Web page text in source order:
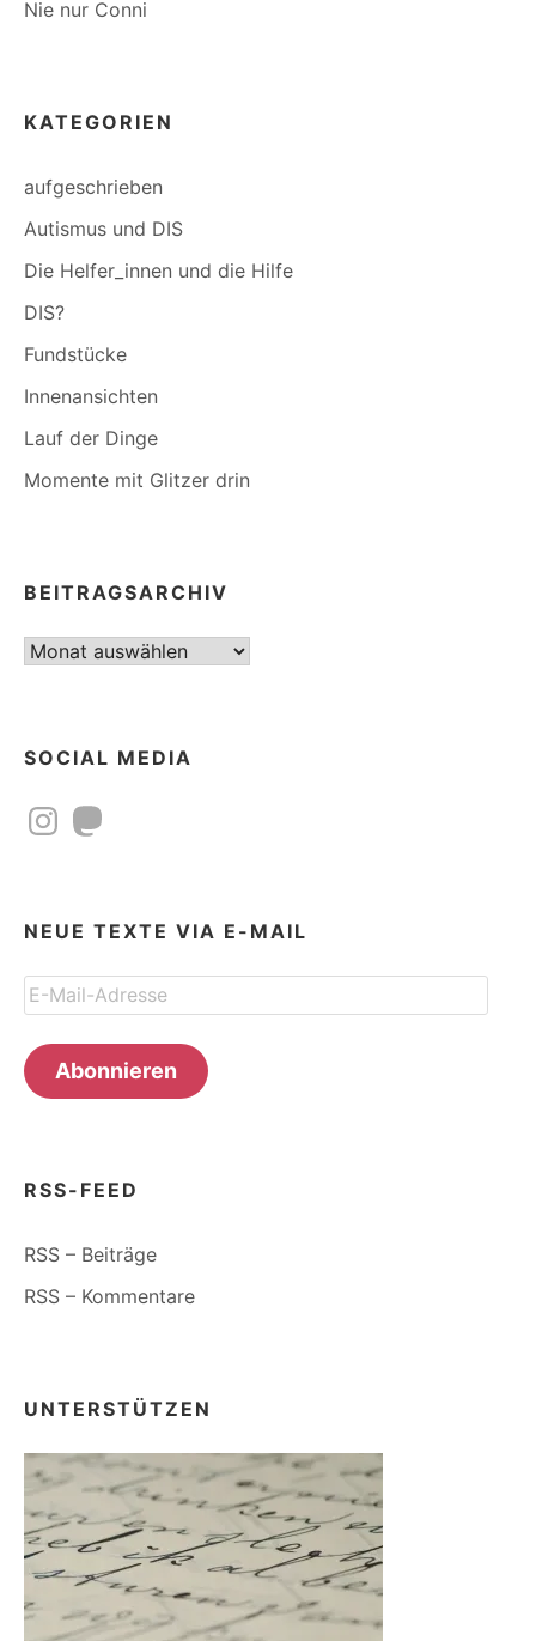
Nie nur Conni
KATEGORIEN
aufgeschrieben
Autismus und DIS
Die Helfer_innen und die Hilfe
DIS?
Fundstücke
Innenansichten
Lauf der Dinge
Momente mit Glitzer drin
BEITRAGSARCHIV
Beitragsarchiv
SOCIAL MEDIA
InstagramMastodon
NEUE TEXTE VIA E-MAIL
E-
Mail-
Adresse
Abonnieren
RSS-FEED
RSS – Beiträge
RSS – Kommentare
UNTERSTÜTZEN